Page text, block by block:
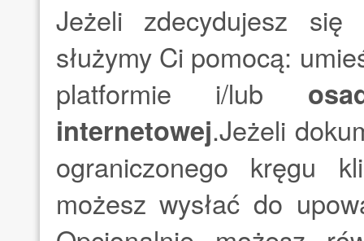
Jeżeli zdecydujesz
służymy Ci pomocą:
platformie i/lub
internetowej.Jeżeli
ograniczonego kręgu
możesz wysłać do